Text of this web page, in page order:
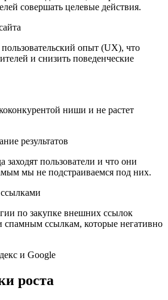
совершать целевые действия.
опыт (UX), что
и снизить поведенческие
ниши и не растет
результатов
заходят пользователи и что они
мы не подстраиваемся под них.
по закупке внешних ссылок
спамным ссылкам, которые негативно
и Google
роста